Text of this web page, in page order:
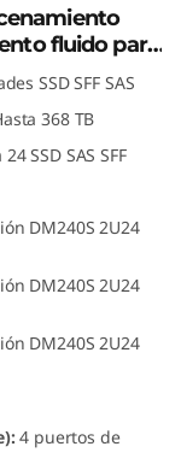
fluido para
totalmente
DM.
SSD SFF SAS
368 TB
SSD SAS SFF
DM240S 2U24
DM240S 2U24
DM240S 2U24
4 puertos de